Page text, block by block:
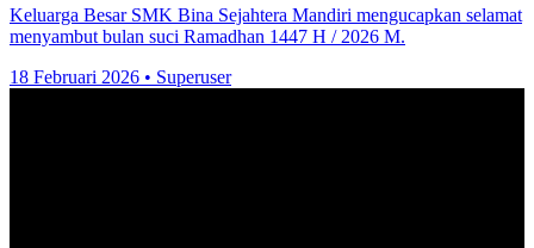
Keluarga Besar SMK Bina Sejahtera Mandiri mengucapkan selamat
menyambut bulan suci Ramadhan 1447 H / 2026 M.
18 Februari 2026 • Superuser